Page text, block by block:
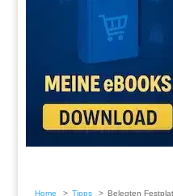
Home Tipps Belegten